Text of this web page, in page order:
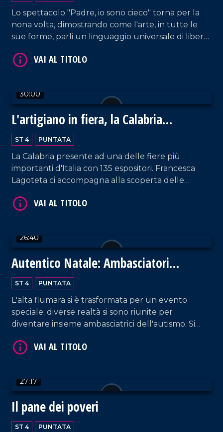
Lo spettacolo "Padre, io sono cieco" torna per la
nona volta, dimostrando come l'arte, in tutte le
sue forme, parli un linguaggio universale di libertà
30:00
L'artigiano in fiera, la Calabria
protagonista a Milano
ST 4 PUNTATA
La Calabria presente ad una delle fiere più
importanti d'Italia con 135 espositori. Francesca
Lagoteta ci accompagna alla scoperta delle
primario e secondario del territorio, tra gli ospiti
passato e futuro che ha uno sguardo rivolto verso
il progresso.
26:40
Autentico Natale: Ambasciatori
dell'Autismo
ST 4 PUNTATA
L'alta fiumara si è trasformata per un evento
speciale; diverse realtà si sono riunite per
diventare insieme ambasciatrici dell'autismo. Si
voce ad ogni bisbiglio.
VAI AL TITOLO
27:17
Il pane dei poveri
ST 4 PUNTATA
VAI AL TITOLO